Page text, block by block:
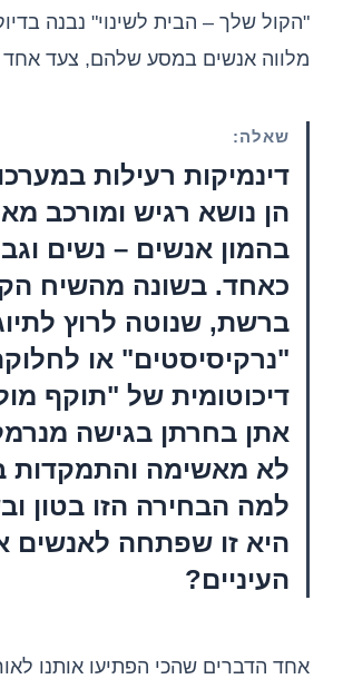
"הקול שלך – הבית לשינוי" נבנה
מלווה אנשים במסע שלהם, צעד
שאלה:
דינמיקות רעילות
הן נושא רגיש ומורכב
בהמון אנשים – נשים
כאחד. בשונה מהשיח
ברשת, שנוטה לרוץ
"נרקיסיסטים" או
דיכוטומית של "תוקף
אתן בחרתן בגישה
לא מאשימה והתמקדות
למה הבחירה הזו בטון
היא זו שפתחה לאנשים
העיניים?
אחד הדברים שהכי הפתיעו אותנו